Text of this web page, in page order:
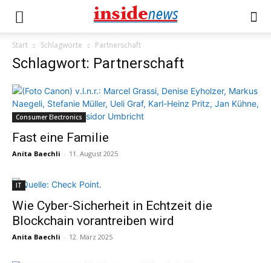
Start Schlagworte Partnerschaft
Schlagwort: Partnerschaft
Consumer Electronics
Fast eine Familie
Anita Baechli - 11. August 2025
IT
Wie Cyber-Sicherheit in Echtzeit die
Blockchain vorantreiben wird
Anita Baechli - 12. März 2025